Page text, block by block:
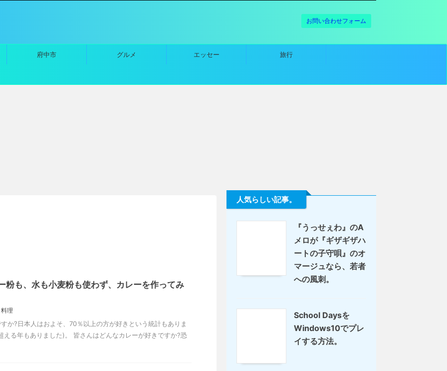
お問い合わせフォーム
府中市 グルメ エッセー 旅行
粉も、水も小麦粉も使わず、カレーを作ってみ
料理
か?日本人はおよそ、70％以上の方が好きという統計もありま
える年もありました)。 皆さんはどんなカレーが好きですか?恐
人気らしい記事。
『うっせぇわ』のA
メロが『ギザギザハ
ートの子守唄』のオ
マージュなら、若者
への風刺。
School Daysを
Windows10でプレ
イする方法。